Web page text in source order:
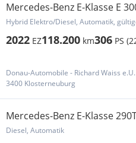
Mercedes-Benz E-Klasse E
Aut. Avantgarde * ACC *...
2022 EZ118.200 km306 PS
Donau-Automobile - Richard Waiss e.U.
3400 Klosterneuburg
Mercedes-Benz E-Klasse
Diesel, Automatik